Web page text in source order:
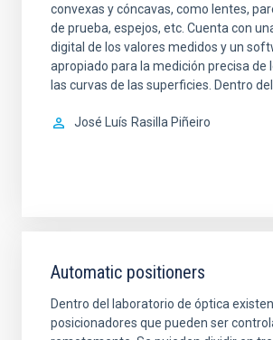
convexas y cóncavas, como lentes,
de prueba, espejos, etc. Cuenta con
digital de los valores medidos y un
apropiado para la medición precisa de
las curvas de las superficies. Dentro
José Luís Rasilla Piñeiro
Automatic positioners
Dentro del laboratorio de óptica
posicionadores que pueden ser